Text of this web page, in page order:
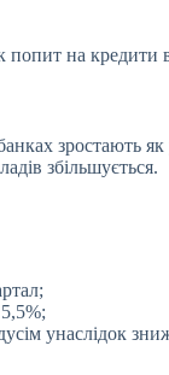
на
зростають
збільшується.
унаслідок